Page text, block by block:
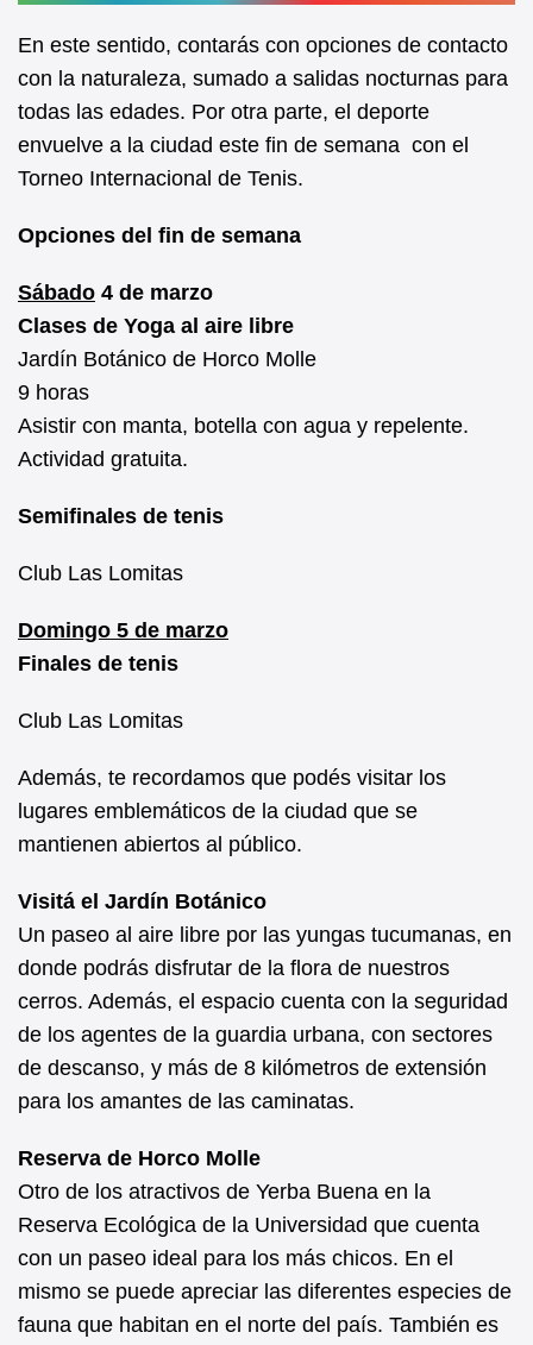
En este sentido, contarás con opciones de contacto
con la naturaleza, sumado a salidas nocturnas para
todas las edades. Por otra parte, el deporte
envuelve a la ciudad este fin de semana con el
Torneo Internacional de Tenis.
Opciones del fin de semana
Sábado 4 de marzo
Clases de Yoga al aire libre
Jardín Botánico de Horco Molle
9 horas
Asistir con manta, botella con agua y repelente.
Actividad gratuita.
Semifinales de tenis
Club Las Lomitas
Domingo 5 de marzo
Finales de tenis
Club Las Lomitas
Además, te recordamos que podés visitar los
lugares emblemáticos de la ciudad que se
mantienen abiertos al público.
Visitá el Jardín Botánico
Un paseo al aire libre por las yungas tucumanas, en
donde podrás disfrutar de la flora de nuestros
cerros. Además, el espacio cuenta con la seguridad
de los agentes de la guardia urbana, con sectores
de descanso, y más de 8 kilómetros de extensión
para los amantes de las caminatas.
Reserva de Horco Molle
Otro de los atractivos de Yerba Buena en la
Reserva Ecológica de la Universidad que cuenta
con un paseo ideal para los más chicos. En el
mismo se puede apreciar las diferentes especies de
fauna que habitan en el norte del país. También es